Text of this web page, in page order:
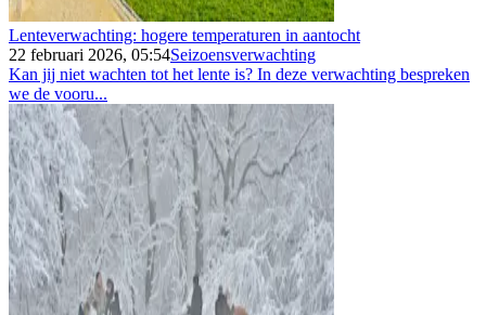
Lenteverwachting: hogere temperaturen in aantocht
22 februari 2026, 05:54Seizoensverwachting
Kan jij niet wachten tot het lente is? In deze verwachting bespreken
we de vooru...